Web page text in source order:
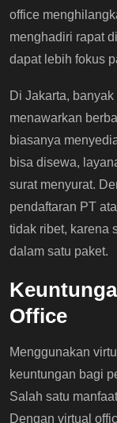
office
menghadiri rapat
dapat lebih fokus
Di Jakarta,
menawarkan
biasanya
bisa disewa,
surat menyurat.
pendaftaran PT
tidak ribet, karena
dalam satu paket.
Office
Menggunakan
keuntungan bagi
Salah satu
Dengan virtual